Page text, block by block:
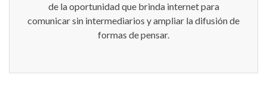
de la oportunidad que brinda internet para
comunicar sin intermediarios y ampliar la difusión de
formas de pensar.